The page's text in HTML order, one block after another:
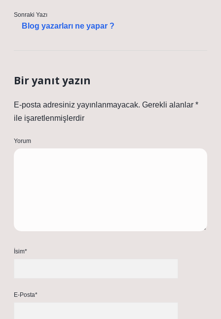
Sonraki Yazı
Blog yazarları ne yapar ?
Bir yanıt yazın
E-posta adresiniz yayınlanmayacak. Gerekli alanlar *
ile işaretlenmişlerdir
Yorum
İsim*
E-Posta*